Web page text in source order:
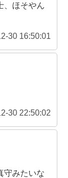
、ほそやん
30 16:50:01
30 22:50:02
守みたいな